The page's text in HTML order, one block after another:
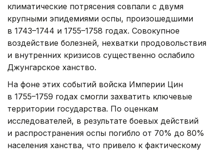
климатические потрясения совпали с двумя
крупными эпидемиями оспы, произошедшими
в 1743–1744 и 1755–1758 годах. Совокупное
воздействие болезней, нехватки продовольствия
и внутренних кризисов существенно ослабило
Джунгарское ханство.
На фоне этих событий войска Империи Цин
в 1755–1759 годах смогли захватить ключевые
территории государства. По оценкам
исследователей, в результате боевых действий
и распространения оспы погибло от 70% до 80%
населения ханства, что привело к фактическому